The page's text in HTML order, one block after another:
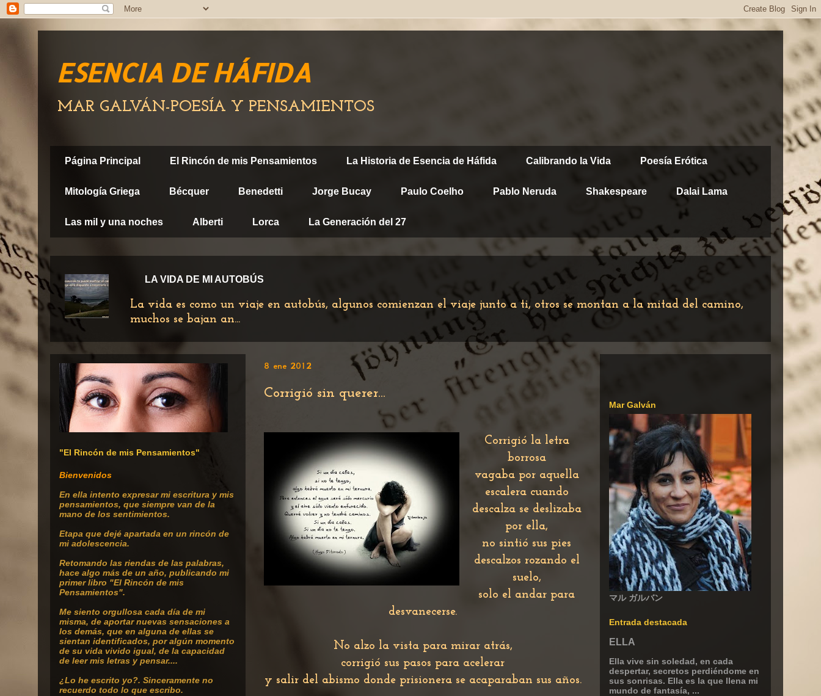
ESENCIA DE HÁFIDA
MAR GALVÁN-POESÍA Y PENSAMIENTOS
Página Principal El Rincón de mis Pensamientos La Historia de Esencia de Háfida Calibrando la Vida Poesía Erótica
Mitología Griega Bécquer Benedetti Jorge Bucay Paulo Coelho Pablo Neruda Shakespeare Dalai Lama
Las mil y una noches Alberti Lorca La Generación del 27
LA VIDA DE MI AUTOBÚS
La vida es como un viaje en autobús, algunos comienzan el viaje junto a ti, otros se montan a la mitad del camino,
muchos se bajan an...
8 ene 2012
Corrigió sin querer...
Corrigió la letra
borrosa
vagaba por aquella
escalera cuando
descalza se deslizaba
por ella,
no sintió sus pies
descalzos rozando el
suelo,
solo el andar para
desvanecerse.
No alzo la vista para mirar atrás,
corrigió sus pasos para acelerar
y salir del abismo donde prisionera se acaparaban sus años.
"El Rincón de mis Pensamientos"
Bienvenidos
En ella intento expresar mi escritura y mis
pensamientos, que siempre van de la
mano de los sentimientos.
Etapa que dejé apartada en un rincón de
mi adolescencia.
Retomando las riendas de las palabras,
hace algo más de un año, publicando mi
primer libro "El Rincón de mis
Pensamientos".
Me siento orgullosa cada día de mi
misma, de aportar nuevas sensaciones a
los demás, que en alguna de ellas se
sientan identificados, por algún momento
de su vida vivido igual, de la capacidad
de leer mis letras y pensar....
¿Lo he escrito yo?. Sinceramente no
recuerdo todo lo que escribo.
Mar Galván
マル ガルバン
Entrada destacada
ELLA
Ella vive sin soledad, en cada
despertar, secretos perdiéndome en
sus sonrisas. Ella es la que llena mi
mundo de fantasía, ...